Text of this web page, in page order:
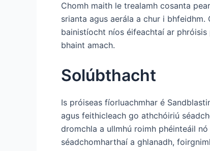
Chomh maith le trealamh cosanta
srianta agus aerála a chur i
bainistíocht níos éifeachtaí ar
bhaint amach.
Solúbthacht
Is próiseas fíorluachmhar é
agus feithicleach go athchóiriú
dromchla a ullmhú roimh phéinteáil
séadchomharthaí a ghlanadh,